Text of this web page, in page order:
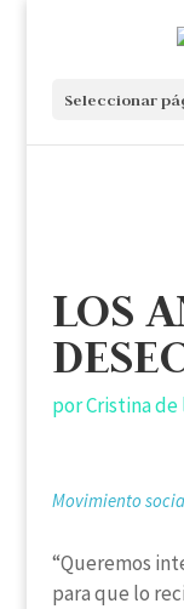
Seleccionar
LOS
porCristina de
Movimiento
“Queremos
para que lo